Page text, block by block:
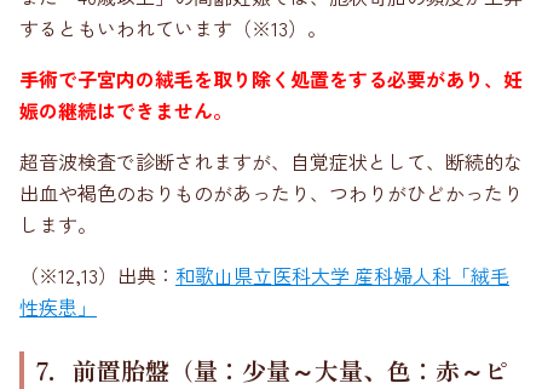
するともいわれています（※13）。
手術で子宮内の絨毛を取り除く処置をする必要があり、妊
娠の継続はできません。
超音波検査で診断されますが、自覚症状として、断続的な
出血や褐色のおりものがあったり、つわりがひどかったり
します。
（※12,13）出典： 和歌山県立医科大学 産科婦人科「絨毛
性疾患」
7．前置胎盤（量：少量～大量、色：赤～ピ